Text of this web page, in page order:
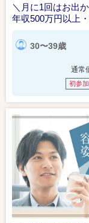
＼月に1回はお出
年収500万円以上
30〜39歳
通常
初参加